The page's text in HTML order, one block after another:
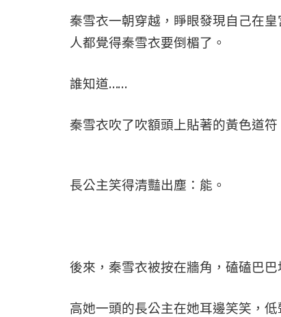
秦雪衣一朝穿越，睜眼發現自己在
人都覺得秦雪衣要倒楣了。
誰知道……
秦雪衣吹了吹額頭上貼著的黃色道
長公主笑得清豔出塵：能。
後來，秦雪衣被按在牆角，磕磕巴
高她一頭的長公主在她耳邊笑笑，